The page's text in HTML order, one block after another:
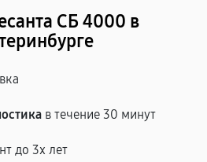
СБ 4000 в
в течение 30 минут
до 3х лет